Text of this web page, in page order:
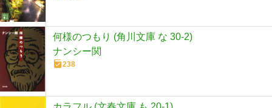
何様のつもり (角川文庫 な 30-2)
ナンシー関
238